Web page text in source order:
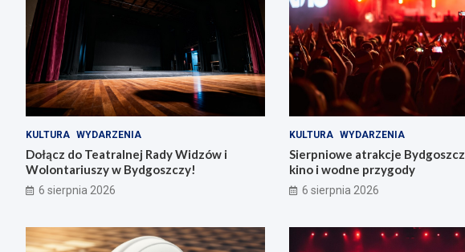
KULTURA WYDARZENIA
Dołącz do Teatralnej Rady Widzów i
Wolontariuszy w Bydgoszczy!
6 sierpnia 2026
KULTURA WYDARZENIA
Sierpniowe atrakcje
kino i wodne przygody
6 sierpnia 2026